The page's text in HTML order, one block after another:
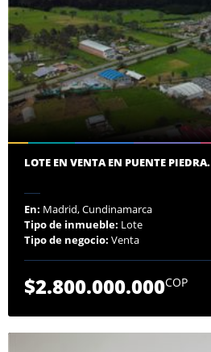
LOTE EN VENTA EN PUENTE PIEDRA.
En: Madrid, Cundinamarca
Tipo de inmueble: Lote
Tipo de negocio: Venta
$2.800.000.000COP